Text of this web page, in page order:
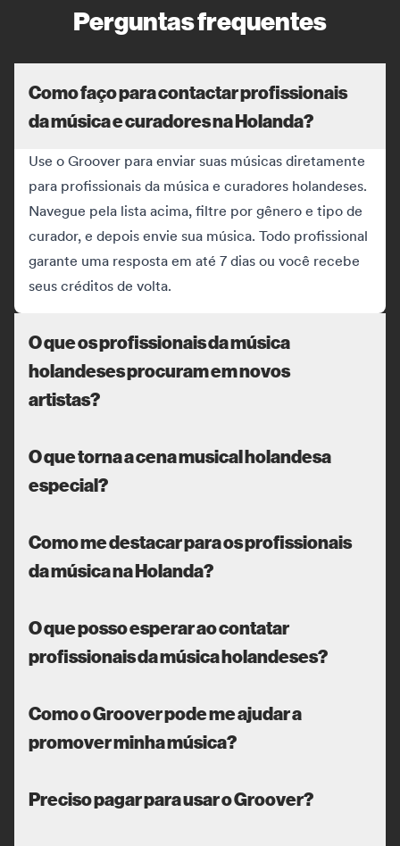
Perguntas frequentes
Como faço para contactar profissionais
da música e curadores na Holanda?
Use o Groover para enviar suas músicas diretamente
para profissionais da música e curadores holandeses.
Navegue pela lista acima, filtre por gênero e tipo de
curador, e depois envie sua música. Todo profissional
garante uma resposta em até 7 dias ou você recebe
seus créditos de volta.
O que os profissionais da música
holandeses procuram em novos
artistas?
O que torna a cena musical holandesa
especial?
Como me destacar para os profissionais
da música na Holanda?
O que posso esperar ao contatar
profissionais da música holandeses?
Como o Groover pode me ajudar a
promover minha música?
Preciso pagar para usar o Groover?